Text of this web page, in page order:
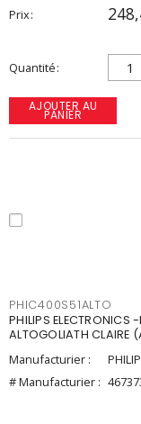
Prix
Quantité
AJOUTER AU
PANIER
PHIC400S51ALTO
PHILIPS ELECTRONICS
ALTOGOLIATH CLAIRE
Manufacturier :
# Manufacturier :